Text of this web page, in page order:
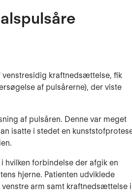
kraftnedsættelse, fik
af pulsårerne), der viste
af pulsåren. Denne var meget
isatte i stedet en
hvilken forbindelse der afgik en
hjerne. Patienten udviklede
arm samt kraftnedsættelse i